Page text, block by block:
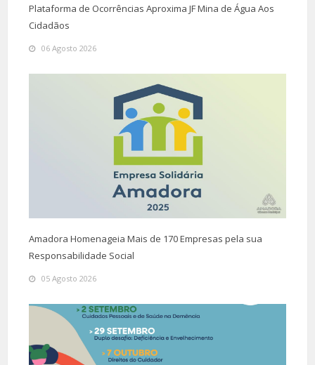
Plataforma de Ocorrências Aproxima JF Mina de Água Aos
Cidadãos
06 Agosto 2026
Amadora Homenageia Mais de 170 Empresas pela sua
Responsabilidade Social
05 Agosto 2026